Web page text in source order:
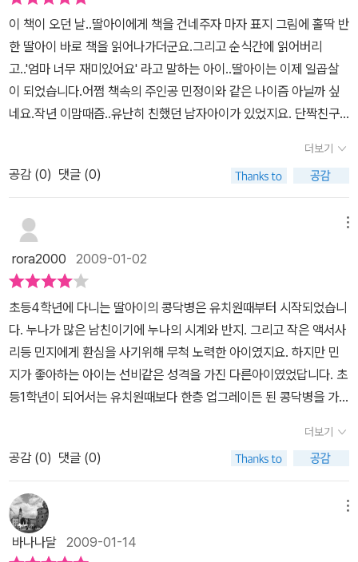
이와 수아랑 병원놀이하는 민정이의 표정을 보면 참 행복해 보이죠?
아들의 한학기동안 정말 친했던 여자친구가 있었답니다.그런데 왠일
인지... 겨울이 다가오는 요즘에는 그 친구가 잘 안놀아주고, 다른 친
구와 역할놀이(소꿉놀이)를 한다는거예요.무지 고민하며, 속상해 하
는 아이에게 어떻게 말해야 할지 난감했답니다.아직 어리다고 생각했
던 아이에게 정말 이런 고민이 진지한걸까? 싶었는데...이 책을 읽으
니 아이에게는 정말 병이 될만큼 큰 일인것 같네요. 나도 이런적이 있
었던가? 너무 까마득한 옛날 일이라...아이의 마음을 잘 알아주며 해
럼 바로 승낙해줄지 걱정이랍니다.엄마! 현승이도 내가 이렇게 말하
면 놀아줄까?그럼~~~ 화내지 말고 같이 놀자고 얘기해봐^^아들의
콩닥병도 말하고 나면 나을수 있었으면 좋겠습니다.
이 책이 오던 날..딸아이에게 책을 건네주자 마자 표지 그림에 홀딱 반
한 딸아이 바로 책을 읽어나가더군요.그리고 순식간에 읽어버리
고..'엄마 너무 재미있어요' 라고 말하는 아이..딸아이는 이제 일곱살
이 되었습니다.어쩜 책속의 주인공 민정이와 같은 나이즘 아닐까 싶
네요.작년 이맘때즘..유난히 친했던 남자아이가 있었지요. 단짝친구
를 몇번 놀렸었는데 이후로 아이는 남자친구에 대해 이야기를 하지
않더군요.슬며시 물어봤더니 엄마한테는 말 안한답니다. 자꾸 놀리는
엄마가 얄밉기도 하지만 아이는 쑥쓰러웠던 것 같아요.그런 맘이..책
속에 고스란히 담겨 있으니..아이는 이 책을 소중히 가슴에 품더군요.
느껴지더군요.이 책은민정이의 첫 사랑이 담겨 있습니다.하늘이와 말
을 하고 싶지만 그 첫마디가 두려운..그리고 하늘이와 항상 함께하는
수아가 늘 부러운..하늘이의 말 때문에 엉뚱한 꿈을 꾸기도 하고..안
입던 치마도 입고 자신을 처음으로 꾸며보기도 하는..늘상 하늘이 주
변만을 맴도는 민정이..하지만 그래선 자신을 알아주는 사람이 하나
도 없지요.어른들의 사랑에서도 필요한것이 용기이듯..아이들의 맘속
에도 그런 용기가 필요한 것 같습니다.민정이 역시 그런 용기를 스스
로 깨닫게 되죠.한발 다가선다는 것..용기를 내서 말을 걸을 수 있다는
것은어쩜 자신의 맘을 보여주는 한 방법이 아닐까요.이 책은 이제 막
맘을 제대로 표현했다는 점도 좋지만두세줄 가량의 문장속에 민정이
의 마음이 쏙 표현된 일러스트..아이 역시 자신만의 공간을 이 책을 통
해 펼쳐 보일 수 있는 것 같아요.
더보기
공감 (0) 댓글 (0)
rora2000 2009-01-02
초등4학년에 다니는 딸아이의 콩닥병은 유치원때부터 시작되었습니
다. 누나가 많은 남친이기에 누나의 시계와 반지. 그리고 작은 액서사
리등 민지에게 환심을 사기위해 무척 노력한 아이였지요. 하지만 민
지가 좋아하는 아이는 선비같은 성격을 가진 다른아이였었답니다. 초
등1학년이 되어서는 유치원때보다 한층 업그레이든 된 콩닥병을 가
하고, 함께 놀러가면 옆에 잘 가지도 못하고, 수줍은 1학년 꼬마아이
의 귀여운 사랑의 모습은 보는 엄마의 마음도 즐겁고 색다른 경험이
기도 했었답니다.. 지금 4학년, 여전히 딸아이는 콩닥거리는 남자친
구를 사귀고 있습니다. 이제는 컸다고 편지를 보내거나, 하트를 날리
는 일은 적지만, 수줍은 꼬마아이의 모습보다는 조금은 더 애틋한 마
음이 자라고 있는것 같기도 하더라구요.. 콩닥병을 앓고 난 딸아이는
더보기
공감 (0) 댓글 (0)
바나나달 2009-01-14